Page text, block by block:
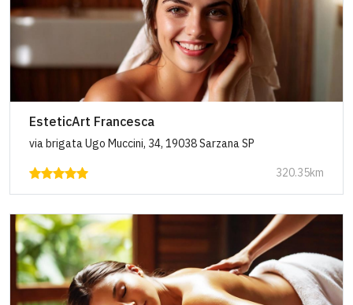
EsteticArt Francesca
via brigata Ugo Muccini, 34, 19038 Sarzana SP
320.35km